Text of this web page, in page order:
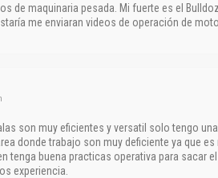
de maquinaria pesada. Mi fuerte es el
me enviaran videos de operación de
son muy eficientes y versatil solo tengo
donde trabajo son muy deficiente ya que es
tenga buena practicas operativa para sacar
experiencia.